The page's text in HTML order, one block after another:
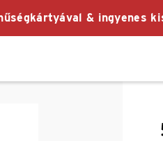
& ingyenes